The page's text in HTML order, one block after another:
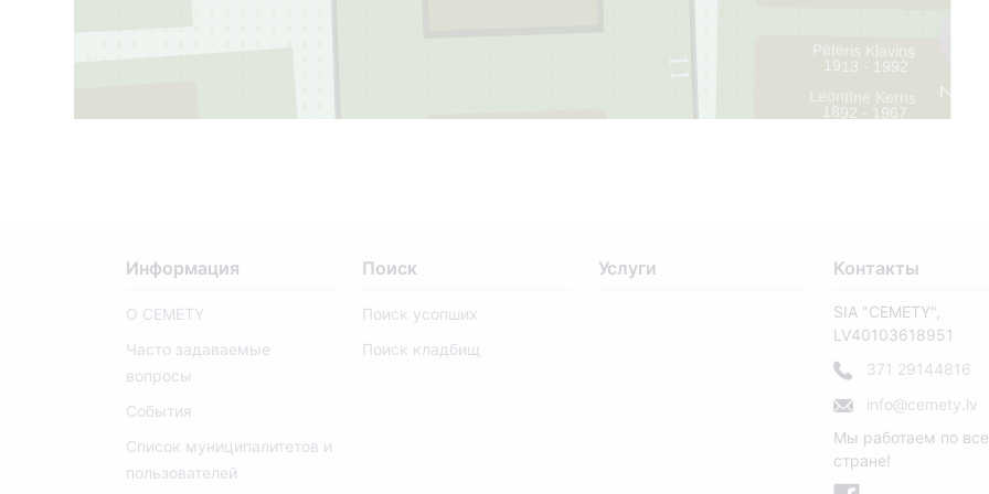
11
2
Pēteris Kļaviņš
1913 - 1992
Leontīne Kerns
1892 - 1967
Информация
О CEMETY
Часто задаваемые
вопросы
События
Список муниципалитетов и
пользователей
Поиск
Поиск усопших
Поиск кладбищ
Услуги Контакты
SIA "CEMETY",
LV40103618951
371 29144816
info@cemety.lv
Мы работаем по
стране!